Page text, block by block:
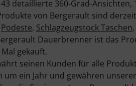
detaillierte 360-Grad-
von Bergerault sind
Podeste, Schlagzeugstock Taschen,
Dauerbrenner ist das
gekauft.
seinen Kunden für alle
um ein Jahr und gewähren